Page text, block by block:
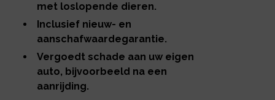
met loslopende dieren.
Inclusief nieuw- en
aanschafwaardegarantie.
Vergoedt schade aan uw eigen
auto, bijvoorbeeld na een
aanrijding.